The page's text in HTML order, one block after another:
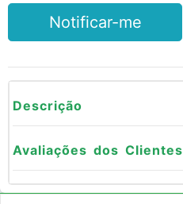
Notificar-me
Descrição
Avaliações dos Clientes